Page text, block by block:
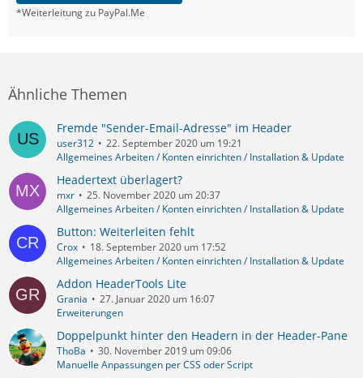
*Weiterleitung zu PayPal.Me
Ähnliche Themen
Fremde "Sender-Email-Adresse" im Header
user312
22. September 2020 um 19:21
Allgemeines Arbeiten / Konten einrichten / Installation & Update
Headertext überlagert?
mxr
25. November 2020 um 20:37
Allgemeines Arbeiten / Konten einrichten / Installation & Update
Button: Weiterleiten fehlt
Crox
18. September 2020 um 17:52
Allgemeines Arbeiten / Konten einrichten / Installation & Update
Addon HeaderTools Lite
Grania
27. Januar 2020 um 16:07
Erweiterungen
Doppelpunkt hinter den Headern in der Header-Pane
ThoBa
30. November 2019 um 09:06
Manuelle Anpassungen per CSS oder Script